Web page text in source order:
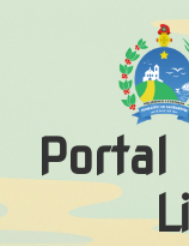
Portal